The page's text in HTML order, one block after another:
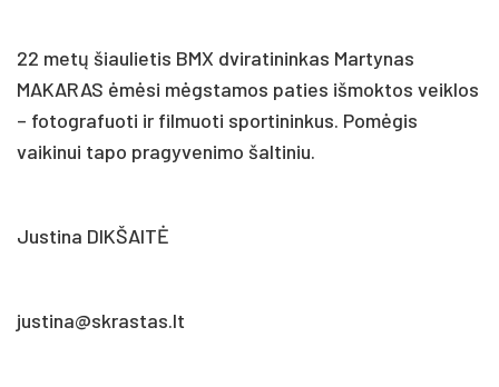
22 metų šiaulietis BMX dviratininkas Martynas
MAKARAS ėmėsi mėgstamos paties išmoktos veiklos
– fotografuoti ir filmuoti sportininkus. Pomėgis
vaikinui tapo pragyvenimo šaltiniu.
Justina DIKŠAITĖ
justina@skrastas.lt